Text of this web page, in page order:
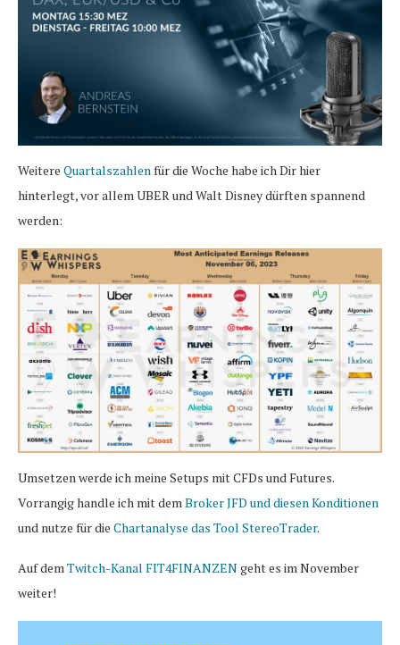
Weitere Quartalszahlen für die Woche habe ich Dir hier
hinterlegt, vor allem UBER und Walt Disney dürften spannend
werden:
Umsetzen werde ich meine Setups mit CFDs und Futures.
Vorrangig handle ich mit demBroker JFD und diesen Konditionen
und nutze für die Chartanalyse das Tool StereoTrader.
Auf demTwitch-Kanal FIT4FINANZENgeht es im November
weiter!